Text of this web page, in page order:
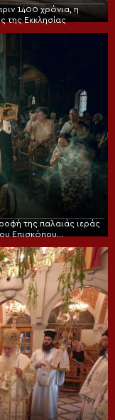
1400 χρόνια, η
της Εκκλησίας
της παλαιάς ιεράς
Επισκόπου